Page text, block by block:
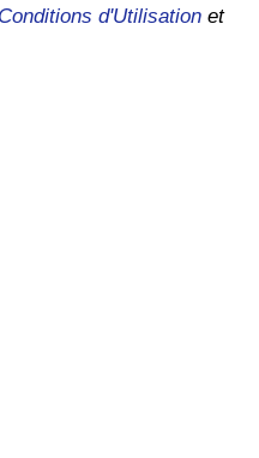
Conditions d'Utilisation et